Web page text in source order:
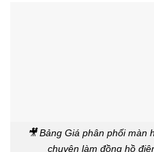
🎥 Bảng Giá phân phối màn
chuyên làm đồng hồ